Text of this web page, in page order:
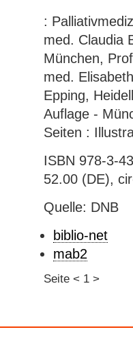
:
med. Claudia
München,
med.
Epping,
Auflage -
Seiten :
ISBN 978-3-
52.00 (DE),
Quelle: DNB
biblio-net
mab2
Seite < 1 >